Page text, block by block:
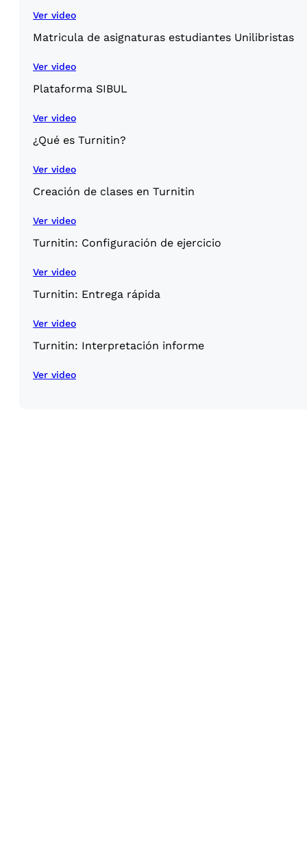
Ver video
Matricula de asignaturas estudiantes Unilibristas
Ver video
Plataforma SIBUL
Ver video
¿Qué es Turnitin?
Ver video
Creación de clases en Turnitin
Ver video
Turnitin: Configuración de ejercicio
Ver video
Turnitin: Entrega rápida
Ver video
Turnitin: Interpretación informe
Ver video